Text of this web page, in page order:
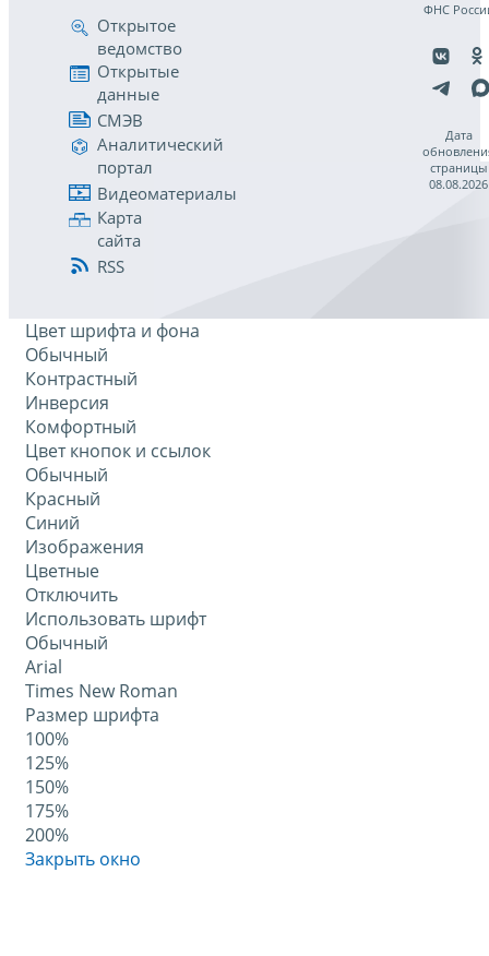
Открытое
ведомство
Открытые
данные
СМЭВ
Аналитический
портал
Видеоматериалы
Карта
сайта
RSS
ФНС
Дата
страницы
08.08.2026
Цвет шрифта и фона
Обычный
Контрастный
Инверсия
Комфортный
Цвет кнопок и ссылок
Обычный
Красный
Синий
Изображения
Цветные
Отключить
Использовать шрифт
Обычный
Arial
Times New Roman
Размер шрифта
100%
125%
150%
175%
200%
Закрыть окно